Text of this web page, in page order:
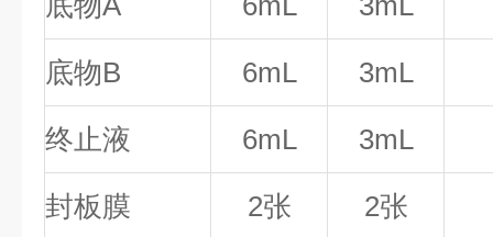
底物B 6mL 3mL
终止液 6mL 3mL
封板膜 2张 2张